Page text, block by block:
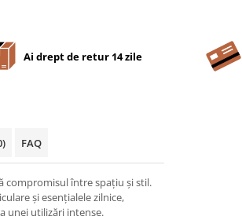
Ai drept de retur 14 zile
FAQ
compromisul între spațiu și stil.
și esențialele zilnice,
unei utilizări intense.